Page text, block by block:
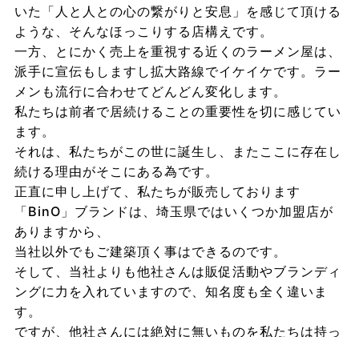
いた「人と人との心の繋がりと安息」を感じて頂ける
ような、そんなほっこりする店構えです。
一方、とにかく売上を重視する近くのラーメン屋は、
派手に宣伝もしますし拡大路線でイケイケです。ラー
メンも流行に合わせてどんどん変化します。
私たちは前者で居続けることの重要性を切に感じてい
ます。
それは、私たちがこの世に誕生し、またここに存在し
続ける理由がそこにある為です。
正直に申し上げて、私たちが販売しております
「BinO」ブランドは、埼玉県ではいくつか加盟店が
ありますから、
当社以外でもご建築頂く事はできるのです。
そして、当社よりも他社さんは販促活動やブランディ
ングに力を入れていますので、知名度も全く違いま
す。
ですが、他社さんには絶対に無いものを私たちは持っ